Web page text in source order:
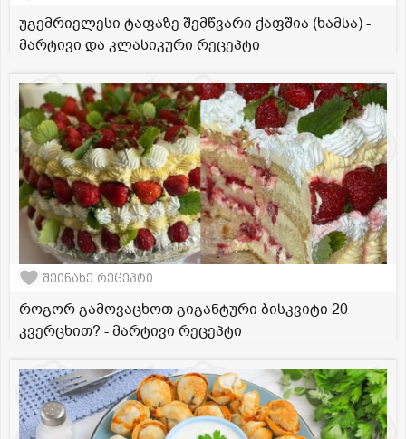
უგემრიელესი ტაფაზე შემწვარი ქაფშია (ხამსა) -
მარტივი და კლასიკური რეცეპტი
შეინახე რეცეპტი
როგორ გამოვაცხოთ გიგანტური ბისკვიტი 20
კვერცხით? - მარტივი რეცეპტი